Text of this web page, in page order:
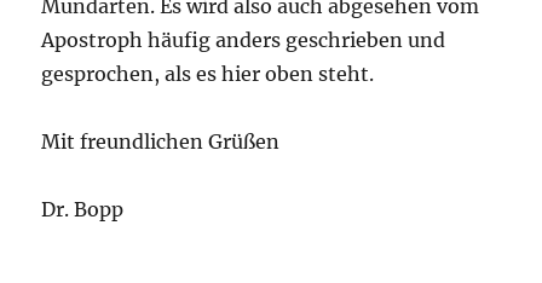
Mundarten. Es wird also auch abgesehen vom
Apostroph häufig anders geschrieben und
gesprochen, als es hier oben steht.
Mit freundlichen Grüßen
Dr. Bopp